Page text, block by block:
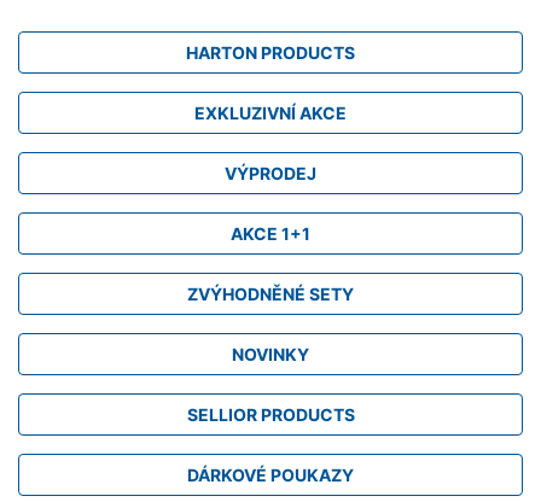
HARTON PRODUCTS
EXKLUZIVNÍ AKCE
VÝPRODEJ
AKCE 1+1
ZVÝHODNĚNÉ SETY
NOVINKY
SELLIOR PRODUCTS
DÁRKOVÉ POUKAZY